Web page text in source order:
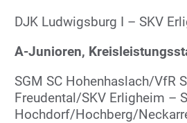
DJK Ludwigsburg I – SKV
A-Junioren,
SGM SC Hohenhaslach/VfR
Freudental/SKV Erligheim –
Hochdorf/Hochberg/